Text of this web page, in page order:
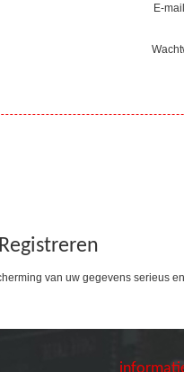
E-
van uw gegevens serieus